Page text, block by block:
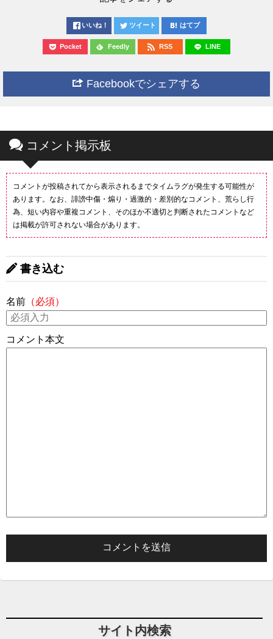
いいね！ ツイート はてブ
Pocket Feedly RSS LINE
Facebookでシェアする
コメント掲示板
コメントが投稿されてから表示されるまでタイムラグが発生する可能性が
あります。なお、誹謗中傷・煽り・過激的・差別的なコメント、荒らし行
為、短い内容や重複コメント、そのほか不適切と判断されたコメントなど
は掲載が許可されない場合があります。
書き込む
名前 （必須）
コメント本文
サイト内検索